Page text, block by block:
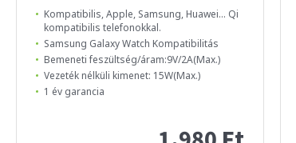
Kompatibilis, Apple, Samsung, Huawei... Qi
kompatibilis telefonokkal.
Samsung Galaxy Watch Kompatibilitás
Bemeneti feszültség/áram:9V/2A(Max.)
Vezeték nélküli kimenet: 15W(Max.)
1 év garancia